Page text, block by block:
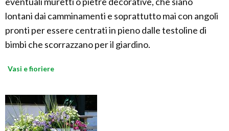
lontani dai camminamenti e soprattutto mai con angoli
pronti per essere centrati in pieno dalle testoline di
bimbi che scorrazzano per il giardino.
Vasi e fioriere